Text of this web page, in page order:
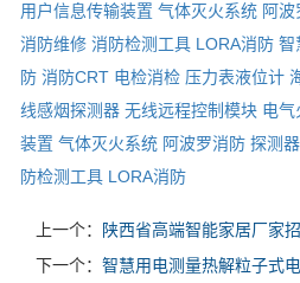
用户信息传输装置 气体灭火系统 阿
消防维修 消防检测工具 LORA消防 智
防 消防CRT 电检消检 压力表液位计
线感烟探测器 无线远程控制模块 电气
装置 气体灭火系统 阿波罗消防 探测
防检测工具 LORA消防
上一个：
陕西省高端智能家居厂家
下一个： 智慧用电测量热解粒子式